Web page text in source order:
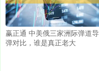
赢正通 中美俄三家洲际弹道导
弹对比，谁是真正老大